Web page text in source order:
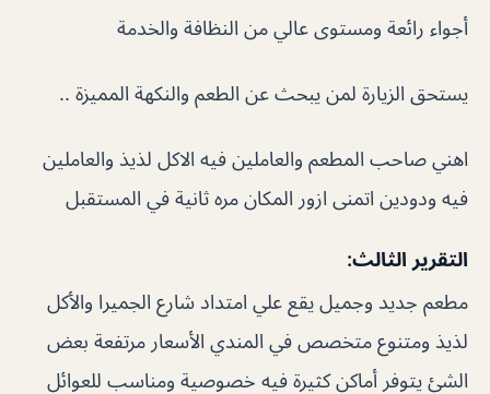
أجواء رائعة ومستوى عالي من النظافة والخدمة
يستحق الزيارة لمن يبحث عن الطعم والنكهة المميزة ..
اهني صاحب المطعم والعاملين فيه الاكل لذيذ والعاملين
فيه ودودين اتمنى ازور المكان مره ثانية في المستقبل
التقرير الثالث:
مطعم جديد وجميل يقع علي امتداد شارع الجميرا والأكل
لذيذ ومتنوع متخصص في المندي الأسعار مرتفعة بعض
الشئ يتوفر أماكن كثيرة فيه خصوصية ومناسب للعوائل